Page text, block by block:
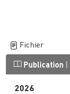
Fichier
Publication |
2026